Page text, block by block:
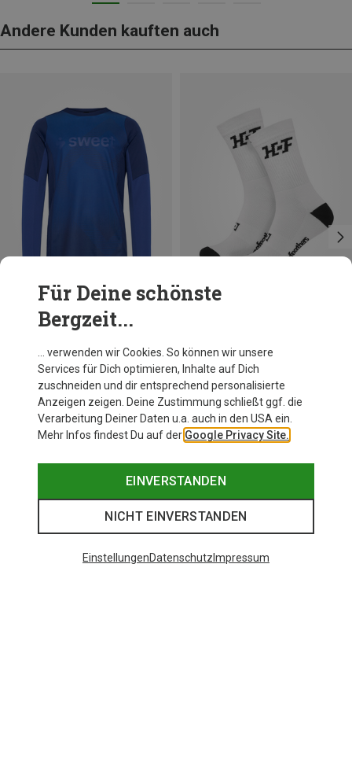
Andere Kunden kauften auch
Du sparst 32%
Für Deine schönste
Bergzeit...
… verwenden wir Cookies. So können wir unsere
Services für Dich optimieren, Inhalte auf Dich
zuschneiden und dir entsprechend personalisierte
Anzeigen zeigen. Deine Zustimmung schließt ggf. die
Verarbeitung Deiner Daten u.a. auch in den USA ein.
Mehr Infos findest Du auf der Google Privacy Site.
EINVERSTANDEN
NICHT EINVERSTANDEN
EinstellungenDatenschutz Impressum